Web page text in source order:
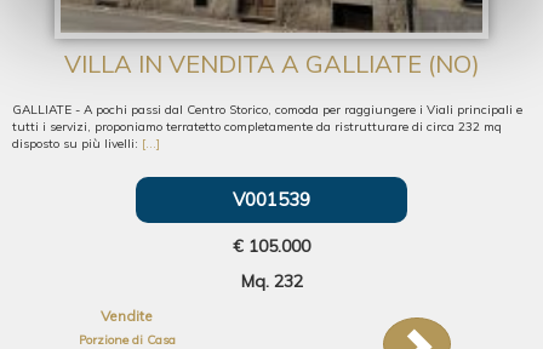
VILLA IN VENDITA A GALLIATE (NO)
GALLIATE - A pochi passi dal Centro Storico, comoda per raggiungere i Viali principali e
tutti i servizi, proponiamo terratetto completamente da ristrutturare di circa 232 mq
disposto su più livelli: [...]
V001539
€ 105.000
Mq. 232
Vendite
Porzione di Casa